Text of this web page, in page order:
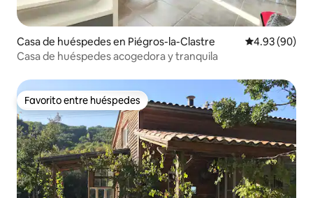
Casa de huéspedes en Piégros-la-Clastre Calificación
4.93 (90)
Casa de huéspedes acogedora y tranquila
Favorito entre huéspedes
Favorito entre huéspedes